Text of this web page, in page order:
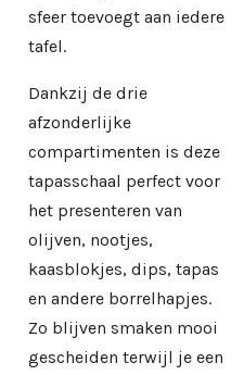
sfeer toevoegt aan iedere
tafel.
Dankzij de drie
afzonderlijke
compartimenten is deze
tapasschaal perfect voor
het presenteren van
olijven, nootjes,
kaasblokjes, dips, tapas
en andere borrelhapjes.
Zo blijven smaken mooi
gescheiden terwijl je een